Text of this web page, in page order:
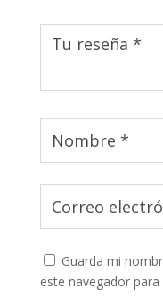
Guarda mi
este navegador